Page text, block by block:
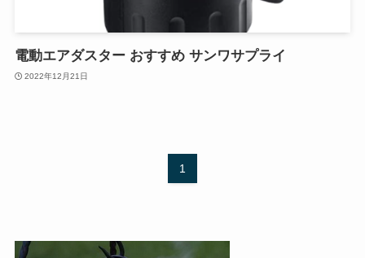
電動エアダスター おすすめ サンワサプライ
2022年12月21日
1